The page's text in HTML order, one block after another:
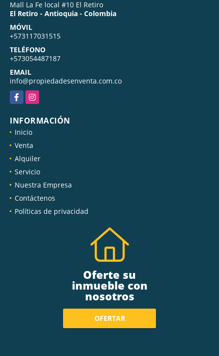
Mall La Fe local #10 El Retiro
El Retiro - Antioquia - Colombia
MÓVIL
+573117031515
TELÉFONO
+573054487187
EMAIL
info@propiedadesenventa.com.co
FacebookInstagram
INFORMACIÓN
Inicio
Venta
Alquiler
Servicio
Nuestra Empresa
Contáctenos
Políticas de privacidad
Oferte su
inmueble con
nosotros
OFERTAR